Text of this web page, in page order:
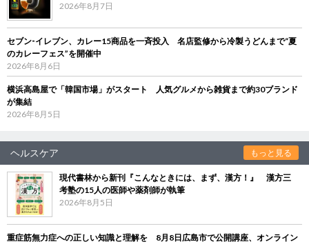
2026年8月7日
セブン‐イレブン、カレー15商品を一斉投入 名店監修から冷製うどんまで“夏
のカレーフェス”を開催中
2026年8月6日
横浜高島屋で「韓国市場」がスタート 人気グルメから雑貨まで約30ブランド
が集結
2026年8月5日
ヘルスケア もっと見る
現代書林から新刊『こんなときには、まず、漢方！』 漢方三
考塾の15人の医師や薬剤師が執筆
2026年8月5日
重症筋無力症への正しい知識と理解を 8月8日広島市で公開講座、オンライン